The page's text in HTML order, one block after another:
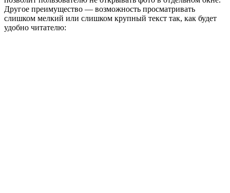
Другое преимущество — возможность просматривать
слишком мелкий или слишком крупный текст так, как будет
удобно читателю: